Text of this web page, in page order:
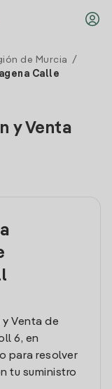
de Murcia
/
Calle
y Venta
Venta de
6, en
para resolver
tu suministro